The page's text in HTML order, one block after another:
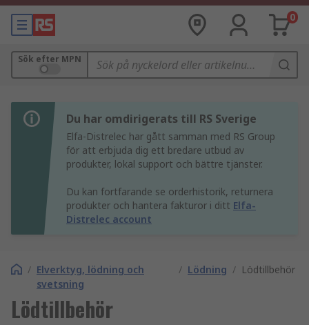
0
Sök efter MPN
Du har omdirigerats till RS Sverige
Elfa-Distrelec har gått samman med RS Group
för att erbjuda dig ett bredare utbud av
produkter, lokal support och bättre tjänster.
Du kan fortfarande se orderhistorik, returnera
produkter och hantera fakturor i ditt Elfa-
Distrelec account
/ Elverktyg, lödning och
svetsning
/ Lödning / Lödtillbehör
Lödtillbehör